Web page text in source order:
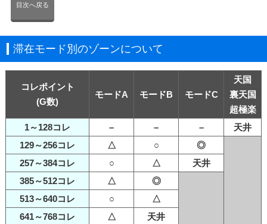
目次へ戻る
滞在モード別のゾーンについて
コレポイント
(G数)
モードA モードB モードC
天国
裏天国
超極楽
1～128コレ
– – –
天井
129～256コレ
△ ○
◎
257～384コレ
○ △
天井
385～512コレ
△
◎
513～640コレ
○
△
641～768コレ
△
天井